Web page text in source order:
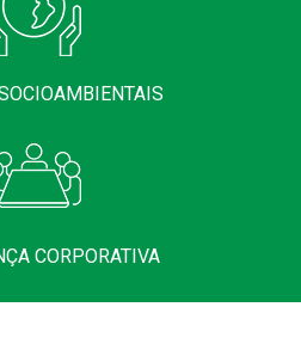
CORPORATIVA